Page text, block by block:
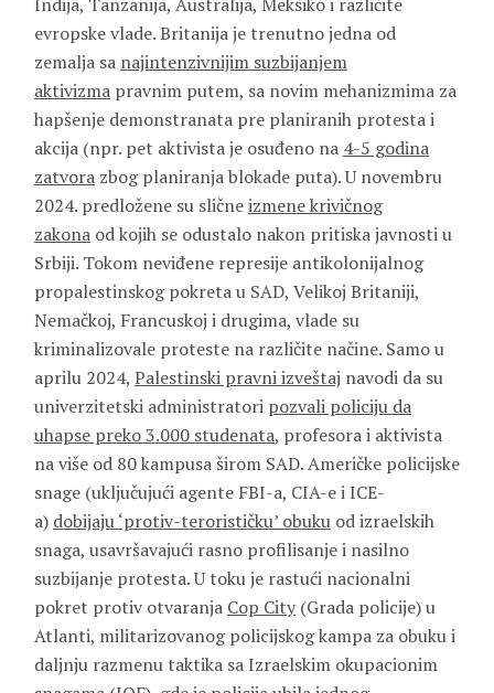
evropske vlade. Britanija je trenutno jedna od
zemalja sa najintenzivnijim suzbijanjem
aktivizma pravnim putem, sa novim mehanizmima za
hapšenje demonstranata pre planiranih protesta i
akcija (npr. pet aktivista je osuđeno na 4-5 godina
zatvora zbog planiranja blokade puta). U novembru
2024. predložene su sličneizmene krivičnog
zakona od kojih se odustalo nakon pritiska javnosti u
Srbiji. Tokom neviđene represije antikolonijalnog
propalestinskog pokreta u SAD, Velikoj Britaniji,
Nemačkoj, Francuskoj i drugima, vlade su
kriminalizovale proteste na različite načine. Samo u
aprilu 2024, Palestinski pravni izveštaj navodi da su
univerzitetski administratori pozvali policiju da
uhapse preko 3.000 studenata, profesora i aktivista
na više od 80 kampusa širom SAD. Američke policijske
snage (uključujući agente FBI-a, CIA-e i ICE-
a) dobijaju ‘protiv-terorističku’ obuku od izraelskih
snaga, usavršavajući rasno profilisanje i nasilno
suzbijanje protesta. U toku je rastući nacionalni
pokret protiv otvaranja Cop City (Grada policije) u
Atlanti, militarizovanog policijskog kampa za obuku i
daljnju razmenu taktika sa Izraelskim okupacionim